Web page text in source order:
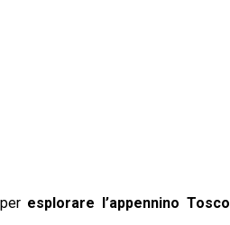
esplorare l’appennino Tosco